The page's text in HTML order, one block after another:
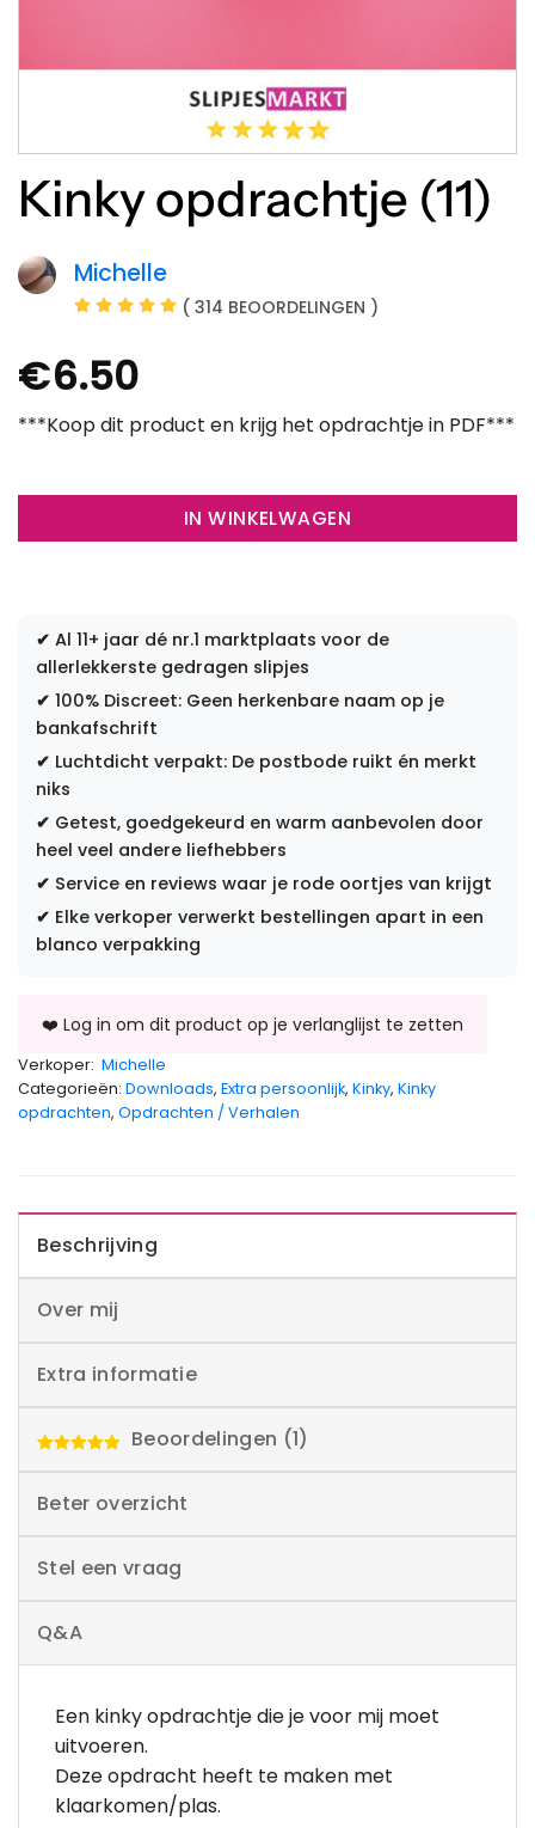
Kinky opdrachtje (11)
Michelle
( 314 BEOORDELINGEN )
€6.50
***Koop dit product en krijg het opdrachtje in PDF***
IN WINKELWAGEN
✔ Al 11+ jaar dé nr.1 marktplaats voor de
allerlekkerste gedragen slipjes
✔ 100% Discreet: Geen herkenbare naam op je
bankafschrift
✔ Luchtdicht verpakt: De postbode ruikt én merkt
niks
✔ Getest, goedgekeurd en warm aanbevolen door
heel veel andere liefhebbers
✔ Service en reviews waar je rode oortjes van krijgt
✔ Elke verkoper verwerkt bestellingen apart in een
blanco verpakking
Verkoper: Michelle
Categorieën: Downloads, Extra persoonlijk, Kinky, Kinky
opdrachten, Opdrachten / Verhalen
Beschrijving
Over mij
Extra informatie
Beoordelingen (1)
Beter overzicht
Stel een vraag
Q&A
Een kinky opdrachtje die je voor mij moet
uitvoeren.
Deze opdracht heeft te maken met
klaarkomen/plas.